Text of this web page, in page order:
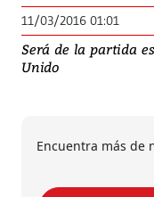
11/03/2016 01:01
Será de la partida
Unido
Encuentra más de